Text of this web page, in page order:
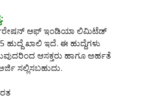
ಆಫ್ ಇಂಡಿಯಾ ಲಿಮಿಟೆಡ್
ಹುದ್ದೆ ಖಾಲಿ ಇದೆ. ಈ ಹುದ್ದೆಗಳು
ಆಸಕ್ತರು ಹಾಗೂ ಅರ್ಹತೆ
ಸಲ್ಲಿಸಬಹುದು.